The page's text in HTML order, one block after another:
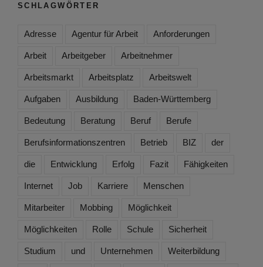
SCHLAGWÖRTER
Adresse Agentur für Arbeit Anforderungen
Arbeit Arbeitgeber Arbeitnehmer
Arbeitsmarkt Arbeitsplatz Arbeitswelt
Aufgaben Ausbildung Baden-Württemberg
Bedeutung Beratung Beruf Berufe
Berufsinformationszentren Betrieb BIZ der
die Entwicklung Erfolg Fazit Fähigkeiten
Internet Job Karriere Menschen
Mitarbeiter Mobbing Möglichkeit
Möglichkeiten Rolle Schule Sicherheit
Studium und Unternehmen Weiterbildung